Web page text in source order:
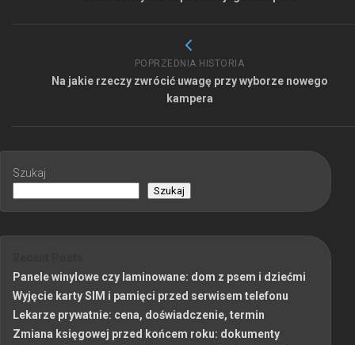
POPRZEDNIA HISTORIA
Na jakie rzeczy zwrócić uwagę przy wyborze nowego
kampera
Szukaj
Szukaj
Panele winylowe czy laminowane: dom z psem i dziećmi
Wyjęcie karty SIM i pamięci przed serwisem telefonu
Lekarze prywatnie: cena, doświadczenie, termin
Zmiana księgowej przed końcem roku: dokumenty